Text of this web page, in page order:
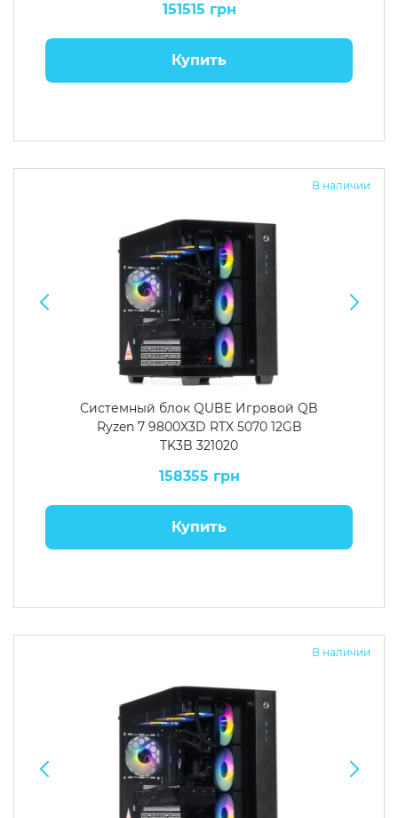
151515 грн
Купить
В наличии
Системный блок QUBE Игровой QB
Ryzen 7 9800X3D RTX 5070 12GB
TK3B 321020
158355 грн
Купить
В наличии